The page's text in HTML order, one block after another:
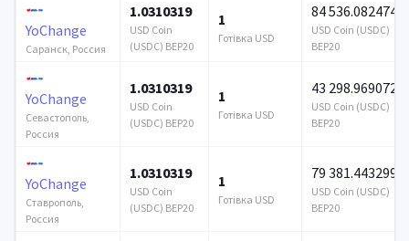
YoChange
Саранск, Россия
1.0310319
USD Coin
(USDC) BEP20
1
Готівка USD
84 536.082474
USD Coin (USDC)
BEP20
YoChange
Севастополь,
Россия
1.0310319
USD Coin
(USDC) BEP20
1
Готівка USD
43 298.969072
USD Coin (USDC)
BEP20
YoChange
Ставрополь,
Россия
1.0310319
USD Coin
(USDC) BEP20
1
Готівка USD
79 381.443299
USD Coin (USDC)
BEP20